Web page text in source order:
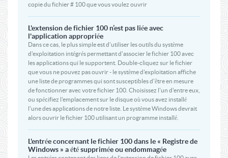
copie du fichier # 100 que vous voulez ouvrir
L'extension de fichier 100 n’est pas liée avec
l'application appropriée
Dans ce cas, le plus simple est d'utiliser les outils du système
d'exploitation intégrés permettant d'associer le fichier 100 avec
les applications qui le supportent. Double-cliquez sur le fichier
que vous ne pouvez pas ouvrir - le système d'exploitation affiche
une liste de programmes qui sont susceptibles d'être en mesure
de fonctionner avec votre fichier 100. Choisissez l'un d'entre eux,
ou spécifiez l'emplacement sur le disque où vous avez installé
l'une des applications de notre liste. Le système Windows devrait
alors ouvrir le fichier 100 utilisant un programme installé.
L'entrée concernant le fichier 100 dans le « Registre de
Windows » a été supprimée ou endommagée